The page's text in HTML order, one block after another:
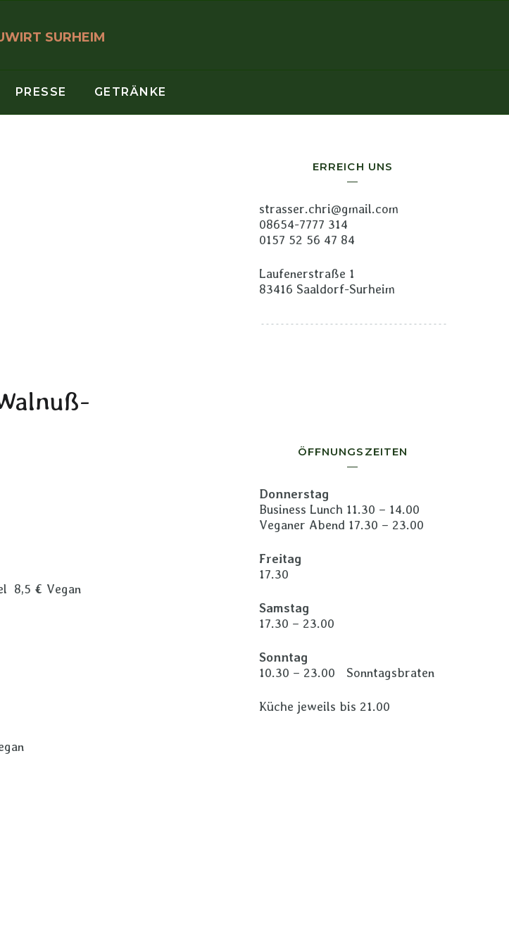
PRESSE GETRÄNKE
8,5 € Vegan
ERREICH UNS
strasser.chri@gmail.com
08654-7777 314
0157 52 56 47 84
Laufenerstraße 1
83416 Saaldorf-Surheim
ÖFFNUNGSZEITEN
Donnerstag
Business Lunch 11.30 – 14.00
Veganer Abend 17.30 – 23.00
Freitag
17.30
Samstag
17.30 – 23.00
Sonntag
10.30 – 23.00 Sonntagsbraten
Küche jeweils bis 21.00